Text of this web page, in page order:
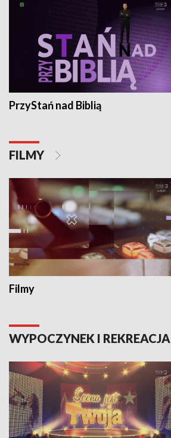
PrzyStań nad Biblią
FILMY
Filmy
WYPOCZYNEK I REKREACJA